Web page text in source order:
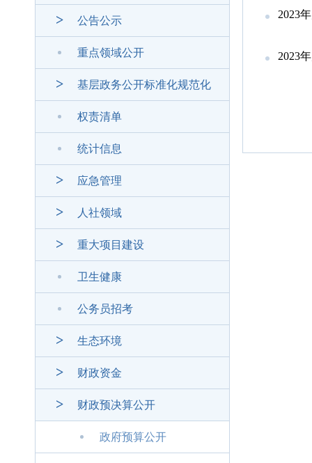
公告公示
重点领域公开
基层政务公开标准化规范化
权责清单
统计信息
应急管理
人社领域
重大项目建设
卫生健康
公务员招考
生态环境
财政资金
财政预决算公开
政府预算公开
2023
2023